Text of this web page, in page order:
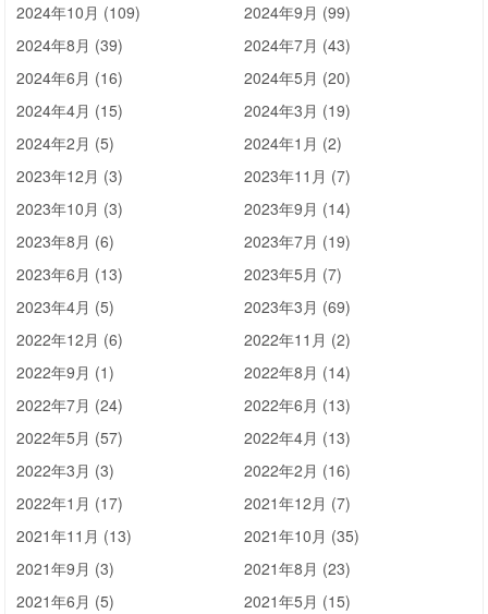
2024年10月 (109)
2024年9月 (99)
2024年8月 (39)
2024年7月 (43)
2024年6月 (16)
2024年5月 (20)
2024年4月 (15)
2024年3月 (19)
2024年2月 (5)
2024年1月 (2)
2023年12月 (3)
2023年11月 (7)
2023年10月 (3)
2023年9月 (14)
2023年8月 (6)
2023年7月 (19)
2023年6月 (13)
2023年5月 (7)
2023年4月 (5)
2023年3月 (69)
2022年12月 (6)
2022年11月 (2)
2022年9月 (1)
2022年8月 (14)
2022年7月 (24)
2022年6月 (13)
2022年5月 (57)
2022年4月 (13)
2022年3月 (3)
2022年2月 (16)
2022年1月 (17)
2021年12月 (7)
2021年11月 (13)
2021年10月 (35)
2021年9月 (3)
2021年8月 (23)
2021年6月 (5)
2021年5月 (15)